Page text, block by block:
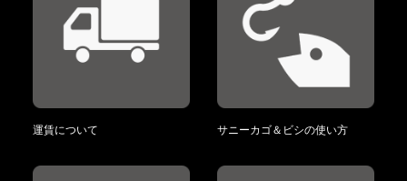
運賃について サニーカゴ＆ビシの使い方